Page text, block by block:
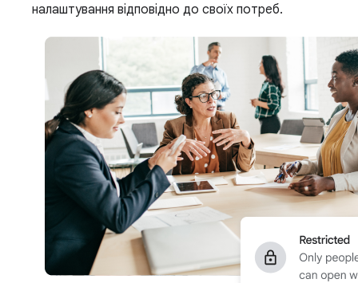
налаштування відповідно до своїх потреб.